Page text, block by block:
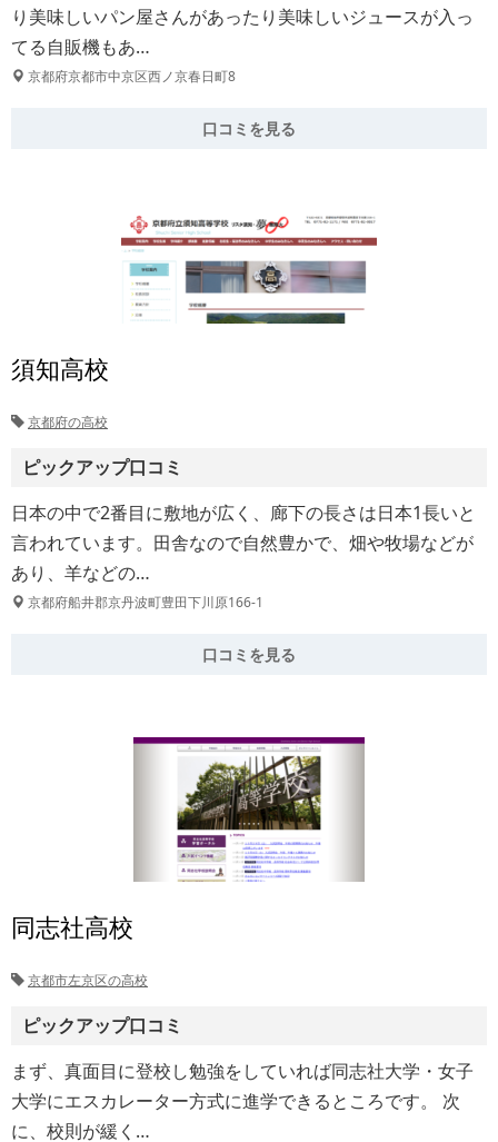
り美味しいパン屋さんがあったり美味しいジュースが入っ
てる自販機もあ…
京都府京都市中京区西ノ京春日町8
口コミを見る
須知高校
京都府の高校
ピックアップ口コミ
日本の中で2番目に敷地が広く、廊下の長さは日本1長いと
言われています。田舎なので自然豊かで、畑や牧場などが
あり、羊などの…
京都府船井郡京丹波町豊田下川原166-1
口コミを見る
同志社高校
京都市左京区の高校
ピックアップ口コミ
まず、真面目に登校し勉強をしていれば同志社大学・女子
大学にエスカレーター方式に進学できるところです。 次
に、校則が緩く…